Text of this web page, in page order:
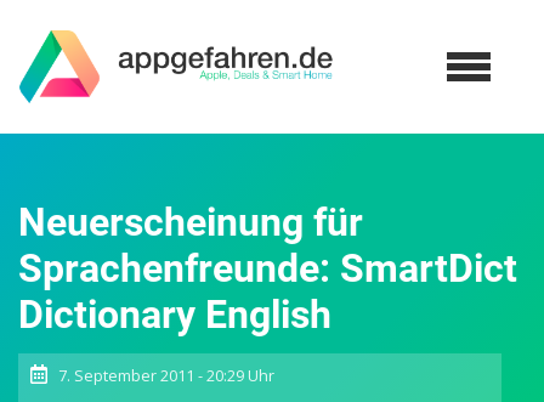
Neuerscheinung für
Sprachenfreunde: SmartDict
Dictionary English
7. September 2011 - 20:29 Uhr